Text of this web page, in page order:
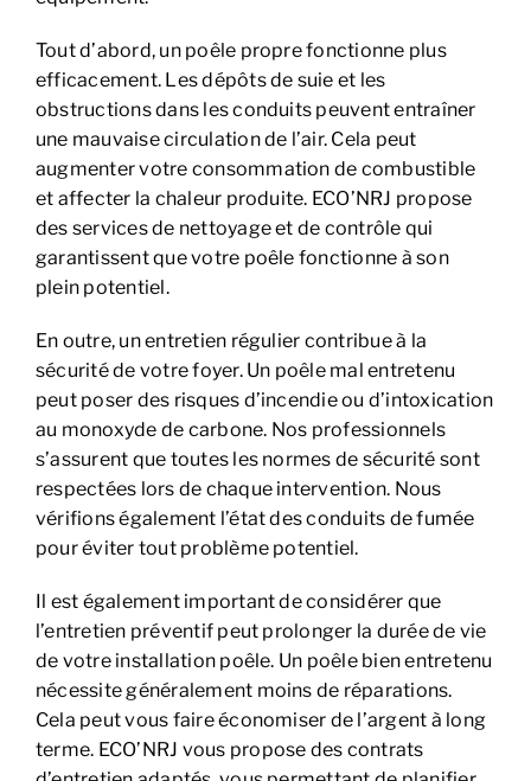
Tout d’abord, un poêle propre fonctionne plus
efficacement. Les dépôts de suie et les
obstructions dans les conduits peuvent entraîner
une mauvaise circulation de l’air. Cela peut
augmenter votre consommation de combustible
et affecter la chaleur produite. ECO’NRJ propose
des services de nettoyage et de contrôle qui
garantissent que votre poêle fonctionne à son
plein potentiel.
En outre, un entretien régulier contribue à la
sécurité de votre foyer. Un poêle mal entretenu
peut poser des risques d’incendie ou d’intoxication
au monoxyde de carbone. Nos professionnels
s’assurent que toutes les normes de sécurité sont
respectées lors de chaque intervention. Nous
vérifions également l’état des conduits de fumée
pour éviter tout problème potentiel.
Il est également important de considérer que
l’entretien préventif peut prolonger la durée de vie
de votre installation poêle. Un poêle bien entretenu
nécessite généralement moins de réparations.
Cela peut vous faire économiser de l’argent à long
terme. ECO’NRJ vous propose des contrats